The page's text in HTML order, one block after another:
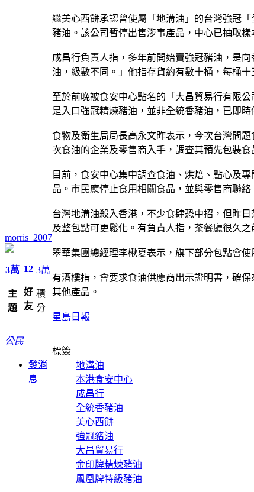
morris_2007
3萬
主
題
12
好
友
3萬
積
分
公民
發消
息
繼美心西餅承認曾使屬「地溝油」的台灣強冠
豬油。該公司暫停出售涉事產品，中心已抽取
成昌行負責人指，多年前開始賣強冠豬油，是
油，級數不同。」他指存貨約有數十桶，每桶
至於前晚被食安中心點名的「大昌貿易行有限
是入口強冠精煉豬油，並非全統香豬油，已即
食物及衛生局局長高永文昨表示，今次台灣問
次食油的企業及零售商入手，調查其預先包裝
目前，食安中心集中調查食油、烘焙、點心及
品。市民應停止食用相關食品，並與零售商聯絡
台灣地溝油殺入香港，不少食肆恐中招，但昨
及整包點可更鬆化。有負責人指，茶餐廳很久
翠華集團總經理李楸夏表示，旗下部分包點會
有酒樓指，會要求食油供應商出示證明書，確
其他產品。
星島日報
標簽
地溝油
本港食安中心
成昌行
全統香豬油
美心西餅
強冠豬油
大昌貿易行
金印牌精煉豬油
鳳凰牌特級豬油